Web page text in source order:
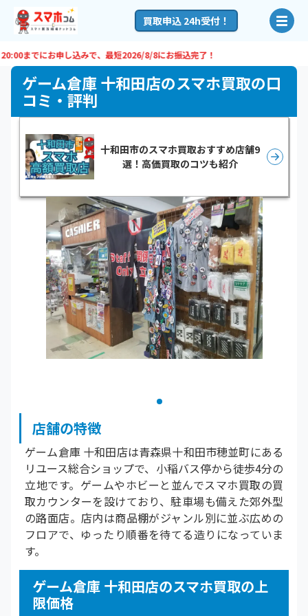
買取申込 24h受付！
でにお申し込みで、最短2026/8/8にお振込完了！
ゲーム倉庫 十和田店のスマホ買取の口
コミ・評判
店舗の特徴
ゲーム倉庫 十和田店は青森県十和田市穂並町にある
リユース総合ショップで、小稲バス停から徒歩4分の
立地です。ゲームやホビーと並んでスマホ買取の買
取カウンターを設けており、駐車場も備えた郊外型
の路面店。店内は商品棚がジャンル別に並ぶ広めの
フロアで、ゆったり順番を待てる造りになっていま
す。
十和田市のスマホ買取おすすめ店舗9
選！高価買取のコツも紹介
ゲーム倉庫 十和田店のスマホ買取の上
限価格